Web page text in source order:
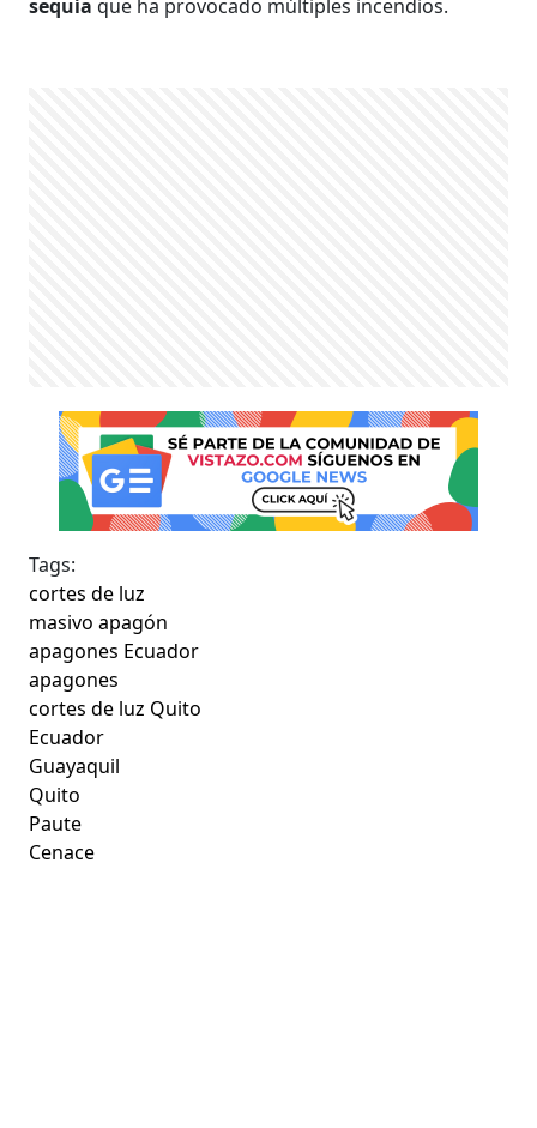
sequíaque ha provocado múltiples incendios.
Tags:
cortes de luz
masivo apagón
apagones Ecuador
apagones
cortes de luz Quito
Ecuador
Guayaquil
Quito
Paute
Cenace